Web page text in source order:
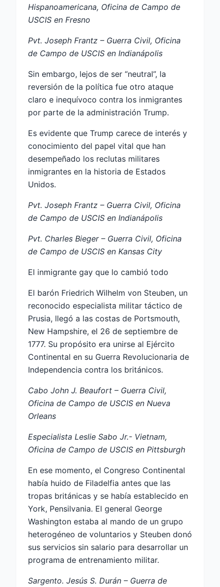
Hispanoamericana, Oficina de Campo de
USCIS en Fresno
Pvt. Joseph Frantz – Guerra Civil, Oficina
de Campo de USCIS en Indianápolis
Sin embargo, lejos de ser “neutral”, la
reversión de la política fue otro ataque
claro e inequívoco contra los inmigrantes
por parte de la administración Trump.
Es evidente que Trump carece de interés y
conocimiento del papel vital que han
desempeñado los reclutas militares
inmigrantes en la historia de Estados
Unidos.
Pvt. Joseph Frantz – Guerra Civil, Oficina
de Campo de USCIS en Indianápolis
Pvt. Charles Bieger – Guerra Civil, Oficina
de Campo de USCIS en Kansas City
El inmigrante gay que lo cambió todo
El barón Friedrich Wilhelm von Steuben, un
reconocido especialista militar táctico de
Prusia, llegó a las costas de Portsmouth,
New Hampshire, el 26 de septiembre de
1777. Su propósito era unirse al Ejército
Continental en su Guerra Revolucionaria de
Independencia contra los británicos.
Cabo John J. Beaufort – Guerra Civil,
Oficina de Campo de USCIS en Nueva
Orleans
Especialista Leslie Sabo Jr.- Vietnam,
Oficina de Campo de USCIS en Pittsburgh
En ese momento, el Congreso Continental
había huido de Filadelfia antes que las
tropas británicas y se había establecido en
York, Pensilvania. El general George
Washington estaba al mando de un grupo
heterogéneo de voluntarios y Steuben donó
sus servicios sin salario para desarrollar un
programa de entrenamiento militar.
Sargento. Jesús S. Durán – Guerra de